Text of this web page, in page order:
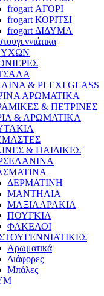
frogart ΑΓΟΡΙ
frogart ΚΟΡΙΤΣΙ
frogart ΔΙΔΥΜΑ
& PLEXI GLASS
ΑΡΩΜΑΤΙΚΑ
& ΠΕΤΡΙΝΕΣ
& ΑΡΩΜΑΤΙΚΑ
& ΠΑΙΔΙΚΕΣ
ΔΕΡΜΑΤΙΝΗ
ΜΑΝΤΗΛΙΑ
ΜΑΞΙΛΑΡΑΚΙΑ
ΠΟΥΓΚΙΑ
ΦΑΚΕΛΟΙ
Αρωματικά
Διάφορες
Μπάλες